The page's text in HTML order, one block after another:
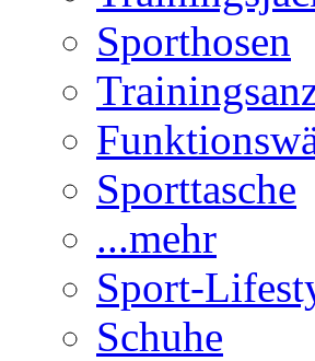
Sporthosen
Sporttasche
...mehr
Sport-
Schuhe